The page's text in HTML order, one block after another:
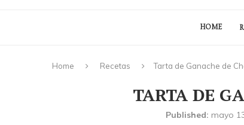
HOME
Home Recetas Tarta de Ganache de
TARTA DE
Published: mayo